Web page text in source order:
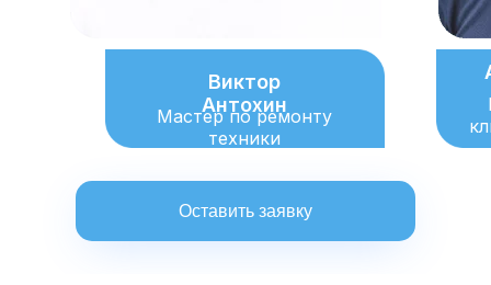
Виктор
Антохин
Мастер по ремонту
техники
Оставить заявку